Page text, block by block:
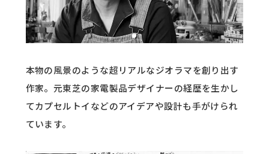
本物の風景のような超リアルなジオラマを創り出す
作家。元東芝の家電製品デザイナーの経歴を生かし
てカプセルトイなどのアイデアや設計も手がけられ
ています。